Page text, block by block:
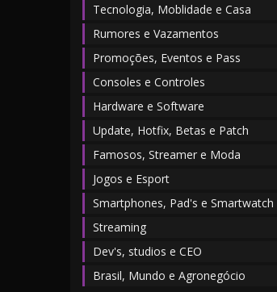
Tecnologia, Moblidade e Casa
Rumores e Vazamentos
Promoções, Eventos e Pass
Consoles e Controles
Hardware e Software
Update, Hotfix, Betas e Patch
Famosos, Streamer e Moda
Jogos e Esport
Smartphones, Pad's e Smartwatch
Streaming
Dev's, studios e CEO
Brasil, Mundo e Agronegócio